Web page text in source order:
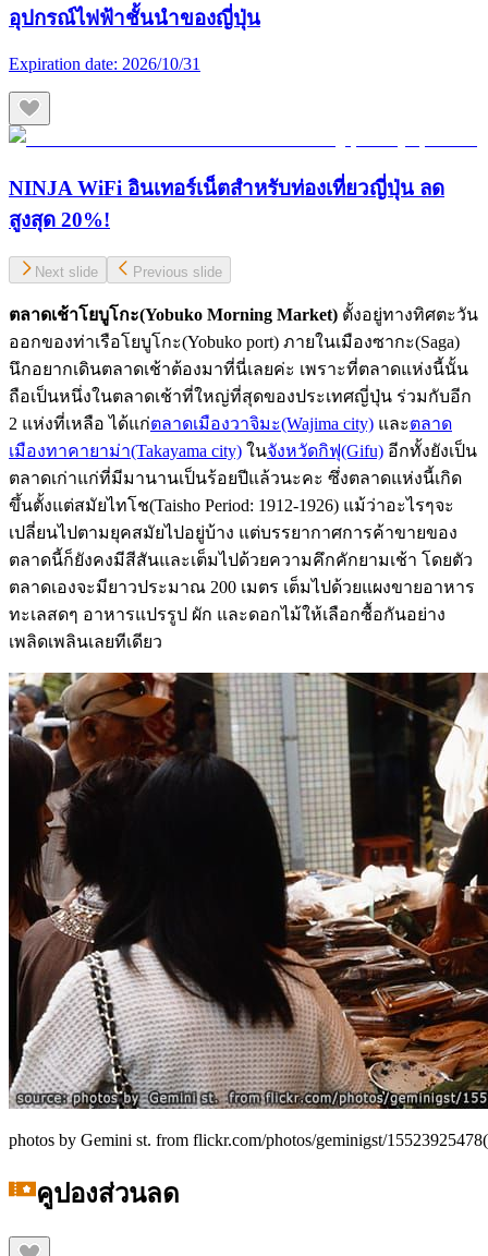
อุปกรณ์ไฟฟ้าชั้นนำของญี่ปุ่น
Expiration date: 2026/10/31
NINJA WiFi อินเทอร์เน็ตสำหรับท่องเที่ยวญี่ปุ่น ลด
สูงสุด 20%!
Next slide Previous slide
ตลาดเช้าโยบูโกะ(Yobuko Morning Market) ตั้งอยู่ทางทิศตะวัน
ออกของท่าเรือโยบูโกะ(Yobuko port) ภายในเมืองซากะ(Saga)
นึกอยากเดินตลาดเช้าต้องมาที่นี่เลยค่ะ เพราะที่ตลาดแห่งนี้นั้น
ถือเป็นหนึ่งในตลาดเช้าที่ใหญ่ที่สุดของประเทศญี่ปุ่น ร่วมกับอีก
2 แห่งที่เหลือ ได้แก่ตลาดเมืองวาจิมะ(Wajima city) และตลาด
เมืองทาคายาม่า(Takayama city) ในจังหวัดกิฟุ(Gifu) อีกทั้งยังเป็น
ตลาดเก่าแก่ที่มีมานานเป็นร้อยปีแล้วนะคะ ซึ่งตลาดแห่งนี้เกิด
ขึ้นตั้งแต่สมัยไทโช(Taisho Period: 1912-1926) แม้ว่าอะไรๆจะ
เปลี่ยนไปตามยุคสมัยไปอยู่บ้าง แต่บรรยากาศการค้าขายของ
ตลาดนี้ก็ยังคงมีสีสันและเต็มไปด้วยความคึกคักยามเช้า โดยตัว
ตลาดเองจะมียาวประมาณ 200 เมตร เต็มไปด้วยแผงขายอาหาร
ทะเลสดๆ อาหารแปรรูป ผัก และดอกไม้ให้เลือกซื้อกันอย่าง
เพลิดเพลินเลยทีเดียว
photos by Gemini st. from flickr.com/photos/geminigst/
คูปองส่วนลด